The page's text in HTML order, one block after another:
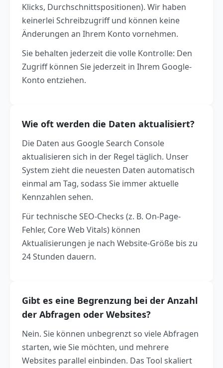
Klicks, Durchschnittspositionen). Wir haben
keinerlei Schreibzugriff und können keine
Änderungen an Ihrem Konto vornehmen.
Sie behalten jederzeit die volle Kontrolle: Den
Zugriff können Sie jederzeit in Ihrem Google-
Konto entziehen.
Wie oft werden die Daten aktualisiert?
Die Daten aus Google Search Console
aktualisieren sich in der Regel täglich. Unser
System zieht die neuesten Daten automatisch
einmal am Tag, sodass Sie immer aktuelle
Kennzahlen sehen.
Für technische SEO-Checks (z. B. On-Page-
Fehler, Core Web Vitals) können
Aktualisierungen je nach Website-Größe bis zu
24 Stunden dauern.
Gibt es eine Begrenzung bei der Anzahl
der Abfragen oder Websites?
Nein. Sie können unbegrenzt so viele Abfragen
starten, wie Sie möchten, und mehrere
Websites parallel einbinden. Das Tool skaliert